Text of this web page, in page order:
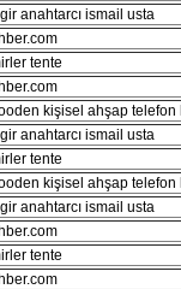
anahtarcı ismail usta
tente
kişisel ahşap telefon
anahtarcı ismail usta
tente
kişisel ahşap telefon
anahtarcı ismail usta
tente